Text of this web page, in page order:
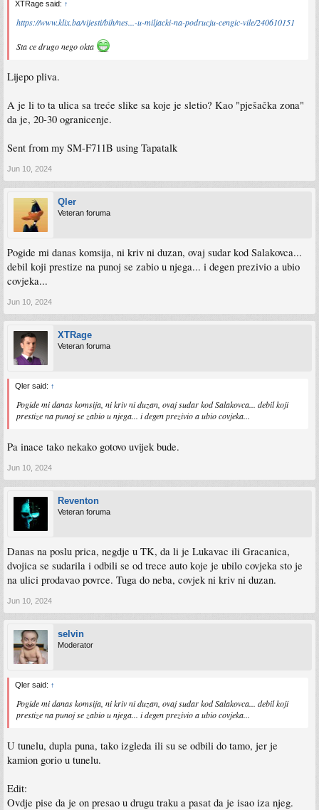
XTRage said: ↑
https://www.klix.ba/vijesti/bih/nes...-u-miljacki-na-podrucju-cengic-vile/240610151
Sta ce drugo nego okta
Lijepo pliva.
A je li to ta ulica sa treće slike sa koje je sletio? Kao "pješačka zona"
da je, 20-30 ogranicenje.
Sent from my SM-F711B using Tapatalk
Jun 10, 2024
Qler
Veteran foruma
Pogide mi danas komsija, ni kriv ni duzan, ovaj sudar kod Salakovca...
debil koji prestize na punoj se zabio u njega... i degen prezivio a ubio
covjeka...
Jun 10, 2024
XTRage
Veteran foruma
Qler said: ↑
Pogide mi danas komsija, ni kriv ni duzan, ovaj sudar kod Salakovca... debil koji
prestize na punoj se zabio u njega... i degen prezivio a ubio covjeka...
Pa inace tako nekako gotovo uvijek bude.
Jun 10, 2024
Reventon
Veteran foruma
Danas na poslu prica, negdje u TK, da li je Lukavac ili Gracanica,
dvojica se sudarila i odbili se od trece auto koje je ubilo covjeka sto je
na ulici prodavao povrce. Tuga do neba, covjek ni kriv ni duzan.
Jun 10, 2024
selvin
Moderator
Qler said: ↑
Pogide mi danas komsija, ni kriv ni duzan, ovaj sudar kod Salakovca... debil koji
prestize na punoj se zabio u njega... i degen prezivio a ubio covjeka...
U tunelu, dupla puna, tako izgleda ili su se odbili do tamo, jer je
kamion gorio u tunelu.
Edit:
Ovdje pise da je on presao u drugu traku a pasat da je isao iza njeg.